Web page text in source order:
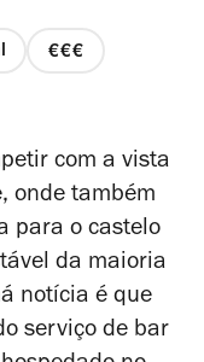
preço
4
com a vista
onde também
para o castelo
da maioria
notícia é que
serviço de bar